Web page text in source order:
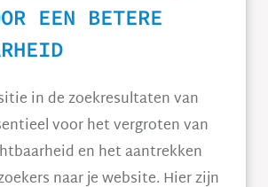
EEN BETERE
in de zoekresultaten van
voor het vergroten van
en het aantrekken
naar je website. Hier zijn